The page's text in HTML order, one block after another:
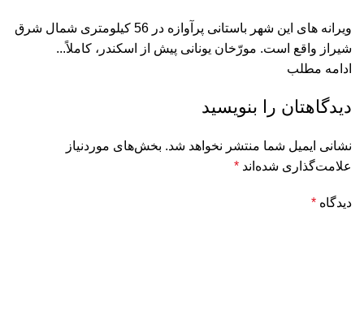
ویرانه ‌های این شهر باستانی پرآوازه در 56 کیلومتری شمال شرق
شیراز واقع است. مورّخان یونانی پیش از اسکندر، کاملاً...
ادامه مطلب
دیدگاهتان را بنویسید
نشانی ایمیل شما منتشر نخواهد شد. بخش‌های موردنیاز
علامت‌گذاری شده‌اند *
دیدگاه *